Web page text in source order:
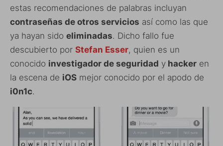
estas recomendaciones de palabras incluyan
contraseñas de otros servicios así como las que
ya hayan sido eliminadas. Dicho fallo fue
descubierto por Stefan Esser, quien es un
conocido investigador de seguridad y hacker en
la escena de iOS mejor conocido por el apodo de
i0n1c.